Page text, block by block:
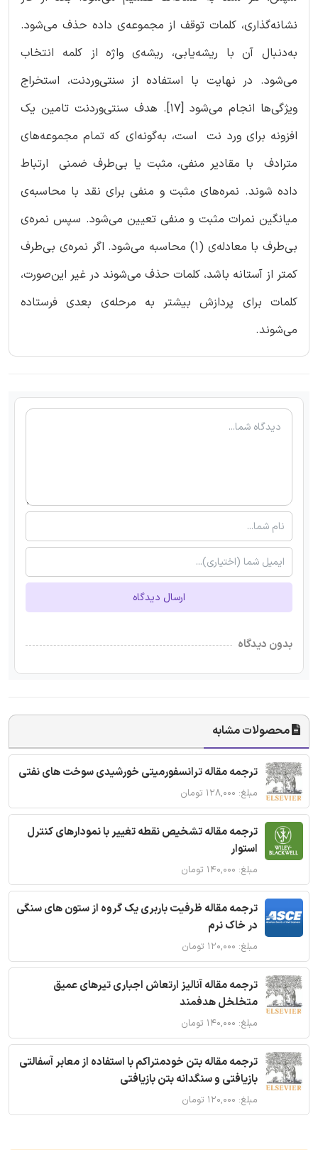
نشانه‌گذاری، کلمات توقف از مجموعه‌ی داده حذف می‌شود.
به‌دنبال آن با ریشه‌یابی، ریشه‌ی واژه از کلمه انتخاب
می‌شود. در نهایت با استفاده از سنتی‌وردنت، استخراج
ویژگی‌ها انجام می‌شود [17]. هدف سنتی‌وردنت تامین یک
افزونه برای ورد نت است، به‌گونه‌ای که تمام مجموعه‌های
مترادف با مقادیر منفی، مثبت یا بی‌طرف ضمنی ارتباط
داده شوند. نمره‌های مثبت و منفی برای نقد با محاسبه‌ی
میانگین نمرات مثبت و منفی تعیین می‌شود. سپس نمره‌ی
بی‌طرف با معادله‌ی (1) محاسبه می‌شود. اگر نمره‌ی بی‌طرف
کمتر از آستانه باشد، کلمات حذف می‌شوند در غیر این‌صورت،
کلمات برای پردازش بیشتر به مرحله‌ی بعدی فرستاده
می‌شوند.
ارسال دیدگاه
بدون دیدگاه
محصولات مشابه
ترجمه مقاله ترانسفورمیتی خورشیدی سوخت های نفتی
مبلغ: ۱۲۸,۰۰۰ تومان
ترجمه مقاله تشخیص نقطه تغییر با نمودارهای کنترل
استوار
مبلغ: ۱۴۰,۰۰۰ تومان
ترجمه مقاله ظرفیت باربری یک گروه از ستون های سنگی
در خاک نرم
مبلغ: ۱۲۰,۰۰۰ تومان
ترجمه مقاله آنالیز ارتعاش اجباری تیرهای عمیق
متخلخل هدفمند
مبلغ: ۱۴۰,۰۰۰ تومان
ترجمه مقاله بتن خودمتراکم با استفاده از معابر آسفالتی
بازیافتی و سنگدانه بتن بازیافتی
مبلغ: ۱۲۰,۰۰۰ تومان